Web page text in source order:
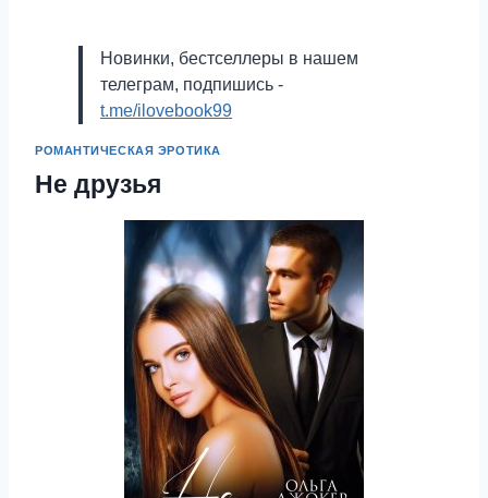
Новинки, бестселлеры в нашем
телеграм, подпишись -
t.me/ilovebook99
РОМАНТИЧЕСКАЯ ЭРОТИКА
Не друзья